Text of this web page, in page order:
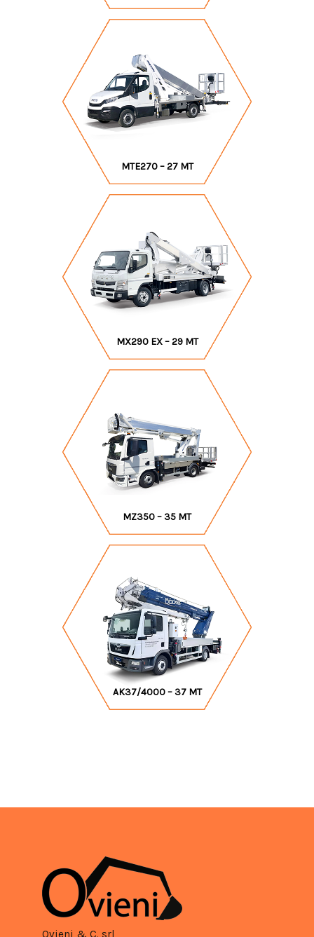
MTE270 – 27 MT
MX290 EX – 29 MT
MZ350 – 35 MT
AK37/4000 – 37 MT
Ovieni & C. srl